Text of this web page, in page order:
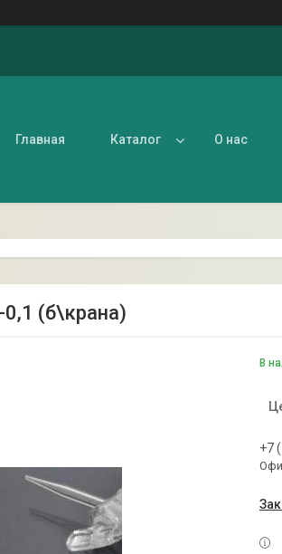
Главная Каталог О нас
(б\крана)
В
+7